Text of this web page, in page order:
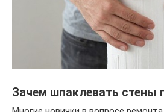
Зачем шпаклевать стены